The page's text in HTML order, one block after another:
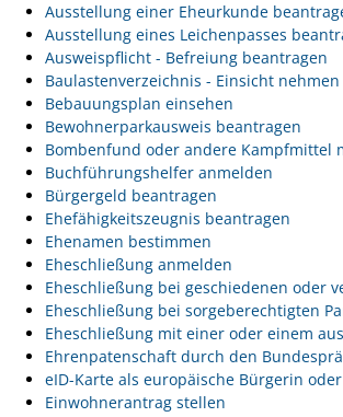
Ausstellung einer Eheurkunde
Ausstellung eines Leichenpasses
Ausweispflicht - Befreiung beantragen
Baulastenverzeichnis - Einsicht nehmen
Bebauungsplan einsehen
Bewohnerparkausweis beantragen
Bombenfund oder andere Kampfmittel
Buchführungshelfer anmelden
Bürgergeld beantragen
Ehefähigkeitszeugnis beantragen
Ehenamen bestimmen
Eheschließung anmelden
Eheschließung bei geschiedenen oder
Eheschließung bei sorgeberechtigten
Eheschließung mit einer oder einem
Ehrenpatenschaft durch den
eID-Karte als europäische Bürgerin
Einwohnerantrag stellen